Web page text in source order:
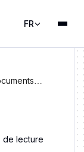
FR
de lecture